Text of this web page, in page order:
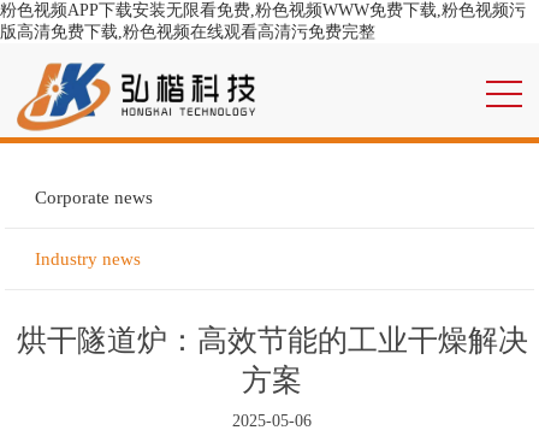
粉色视频APP下载安装无限看免费,粉色视频WWW免费下载,粉色视频污
版高清免费下载,粉色视频在线观看高清污免费完整
Corporate news
Industry news
烘干隧道炉：高效节能的工业干燥解决
方案
2025-05-06